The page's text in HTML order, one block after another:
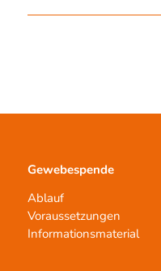
Gewebespende
Ablauf
Voraussetzungen
Informationsmaterial